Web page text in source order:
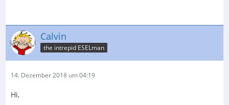
Calvin
the intrepid ESELman
14. Dezember 2018 um 04:19
Hi,